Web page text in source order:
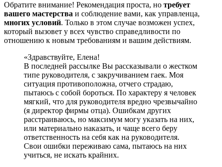
Обратите внимание! Рекомендация проста, но требует
вашего мастерства и соблюдение вами, как управленца,
многих условий. Только в этом случае возможен успех,
который вызовет у всех чувство справедливости по
отношению к новым требованиям и вашим действиям.
«Здравствуйте, Елена!
В последней рассылке Вы рассказывали о жестком
типе руководителя, с закручиванием гаек. Моя
ситуация противоположна, отчего страдаю,
пытаюсь с собой бороться. По характеру я человек
мягкий, что для руководителя вредно чрезвычайно
(я директор фирмы отца). Ошибкам других
расстраиваюсь, но максимум могу указать на них,
или материально наказать, и чаще всего беру
ответственность на себя как на руководителя.
Свои ошибки переживаю сама, пытаюсь на них
учиться, не искать крайних.